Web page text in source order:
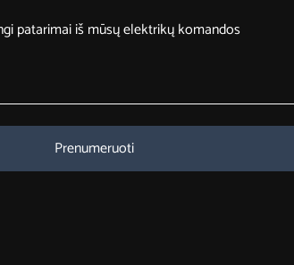
patarimai iš mūsų elektrikų komandos
Prenumeruoti